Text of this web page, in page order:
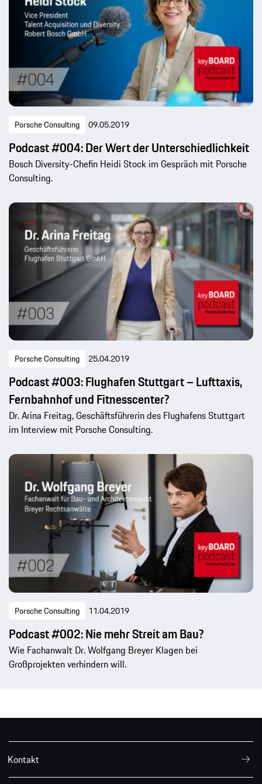
Porsche Consulting 09.05.2019
Podcast #004: Der Wert der Unterschiedlichkeit
Bosch Diversity-Chefin Heidi Stock im Gespräch mit Porsche
Consulting.
Porsche Consulting 25.04.2019
Podcast #003: Flughafen Stuttgart – Lufttaxis,
Fernbahnhof und Fitnesscenter?
Dr. Arina Freitag, Geschäftsführerin des Flughafens Stuttgart
im Interview mit Porsche Consulting.
Porsche Consulting 11.04.2019
Podcast #002: Nie mehr Streit am Bau?
Wie Fachanwalt Dr. Wolfgang Breyer Klagen bei
Großprojekten verhindern will.
Kontakt